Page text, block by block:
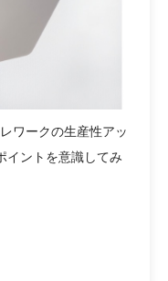
ワークの生産性アッ
イントを意識してみ